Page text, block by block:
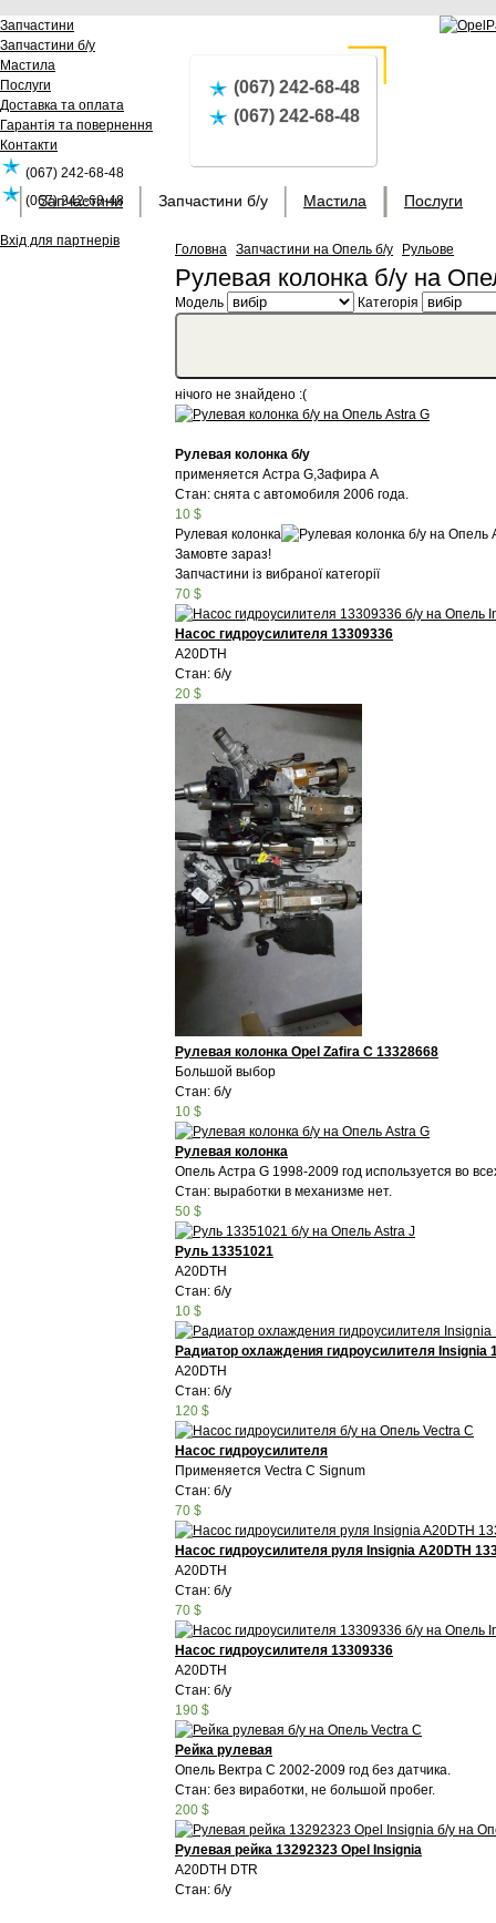
Запчастини
Запчастини б/у
Мастила
Послуги
Доставка та оплата
Гарантія та повернення
Контакти
(067) 242-68-48
(067) 242-68-48
Вхід для партнерів
(067) 242-68-48
(067) 242-68-48
Запчастини Запчастини б/у Мастила Послуги
Головна Запчастини на Опель б/у Рульове
Рулевая колонка б/у на
Модель Категорія
нічого не знайдено :(
Рулевая колонка б/у
применяется Астра G,Зафира А
Стан: снята с автомобиля 2006 года.
10 $
Рулевая колонка
Замовте зараз!
Запчастини із вибраної категорії
70 $
Насос гидроусилителя 13309336
A20DTH
Стан: б/у
20 $
Рулевая колонка Opel Zafira C 13328668
Большой выбор
Стан: б/у
10 $
Рулевая колонка
Опель Астра G 1998-2009 год используется во
Стан: выработки в механизме нет.
50 $
Руль 13351021
A20DTH
Стан: б/у
10 $
Радиатор охлаждения гидроусилителя Insignia
A20DTH
Стан: б/у
120 $
Насос гидроусилителя
Применяется Vectra C Signum
Стан: б/у
70 $
Насос гидроусилителя руля Insignia A20DTH
A20DTH
Стан: б/у
70 $
Насос гидроусилителя 13309336
A20DTH
Стан: б/у
190 $
Рейка рулевая
Опель Вектра С 2002-2009 год без датчика.
Стан: без виработки, не большой пробег.
200 $
Рулевая рейка 13292323 Opel Insignia
A20DTH DTR
Стан: б/у